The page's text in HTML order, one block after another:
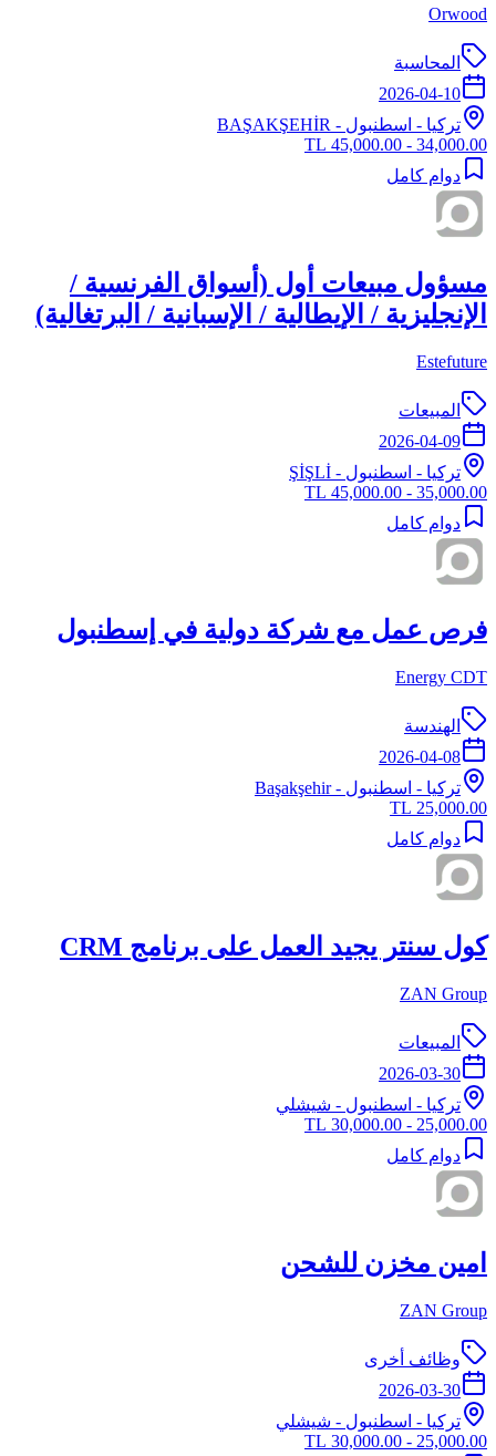
Orwood
المحاسبة
2026-04-10
تركيا - اسطنبول - BAŞAKŞEHİR
34,000.00 - 45,000.00 TL
دوام كامل
مسؤول مبيعات أول (أسواق الفرنسية /
الإنجليزية / الإيطالية / الإسبانية / البرتغالية)
Estefuture
المبيعات
2026-04-09
تركيا - اسطنبول - ŞİŞLİ
35,000.00 - 45,000.00 TL
دوام كامل
فرص عمل مع شركة دولية في إسطنبول
Energy CDT
الهندسة
2026-04-08
تركيا - اسطنبول - Başakşehir
25,000.00 TL
دوام كامل
كول سنتر يجيد العمل على برنامج CRM
ZAN Group
المبيعات
2026-03-30
تركيا - اسطنبول - شيشلي
25,000.00 - 30,000.00 TL
دوام كامل
امين مخزن للشحن
ZAN Group
وظائف أخرى
2026-03-30
تركيا - اسطنبول - شيشلي
25,000.00 - 30,000.00 TL